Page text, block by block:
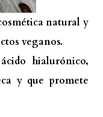
natural y
veganos.
hialurónico,
y que promete